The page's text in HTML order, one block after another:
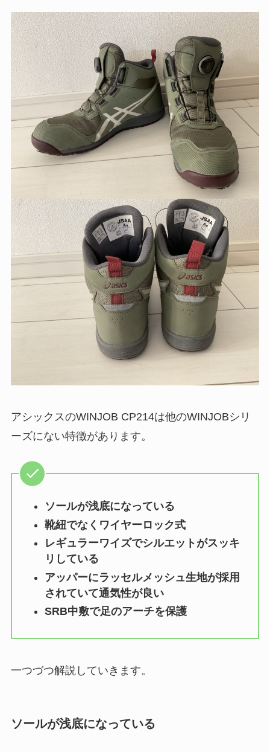
アシックスのWINJOB CP214は他のWINJOBシリ
ーズにない特徴があります。
ソールが浅底になっている
靴紐でなくワイヤーロック式
レギュラーワイズでシルエットがスッキ
リしている
アッパーにラッセルメッシュ生地が採用
されていて通気性が良い
SRB中敷で足のアーチを保護
一つづつ解説していきます。
ソールが浅底になっている